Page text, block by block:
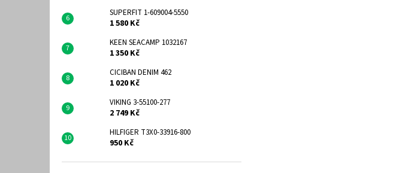
SUPERFIT 1-609004-5550
1 580 Kč
KEEN SEACAMP 1032167
1 350 Kč
CICIBAN DENIM 462
1 020 Kč
VIKING 3-55100-277
2 749 Kč
HILFIGER T3X0-33916-800
950 Kč